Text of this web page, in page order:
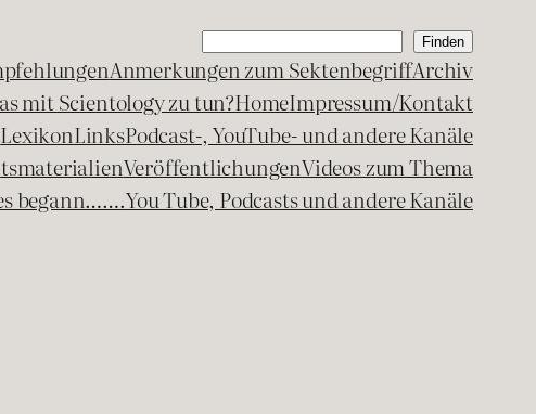
Suchen Finden
Anmerkungen zum SektenbegriffArchiv
mit Scientology zu tun?HomeImpressum/Kontakt
LexikonLinksPodcast-, YouTube- und andere Kanäle
VeröffentlichungenVideos zum Thema
begann…….You Tube, Podcasts und andere Kanäle